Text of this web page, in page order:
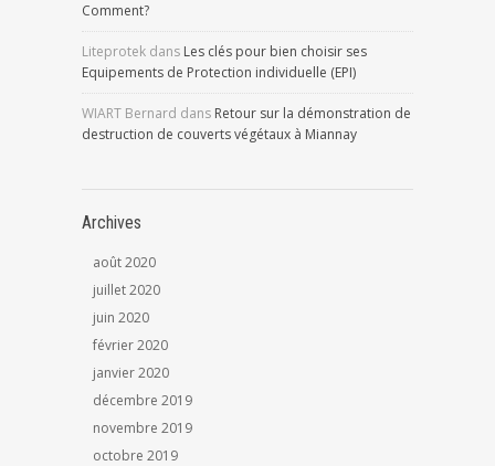
Comment?
Liteprotek dans Les clés pour bien choisir ses
Equipements de Protection individuelle (EPI)
WIART Bernard dans Retour sur la démonstration de
destruction de couverts végétaux à Miannay
Archives
août 2020
juillet 2020
juin 2020
février 2020
janvier 2020
décembre 2019
novembre 2019
octobre 2019